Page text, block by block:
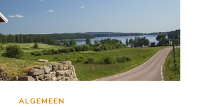
ALGEMEEN